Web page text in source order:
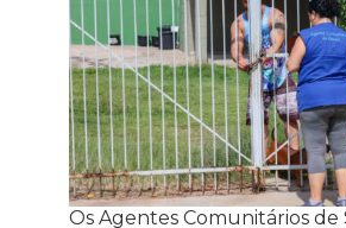
Os Agentes Comunitários de